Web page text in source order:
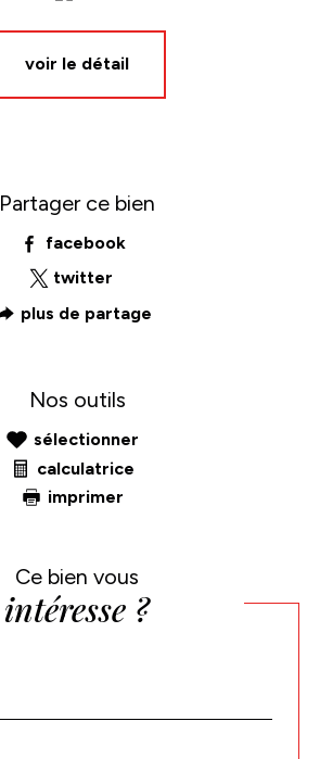
voir le détail
Partager ce bien
facebook
twitter
plus de partage
Nos outils
sélectionner
calculatrice
imprimer
Ce bien vous
intéresse ?